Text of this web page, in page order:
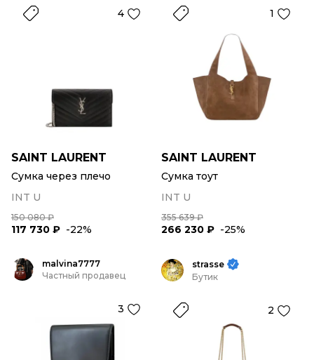
4
SAINT LAURENT
Сумка через плечо
INT U
150 080 ₽
117 730 ₽ -22%
1
SAINT LAURENT
Сумка тоут
INT U
355 639 ₽
266 230 ₽ -25%
malvina7777
Частный продавец
3
strasse
Бутик
2